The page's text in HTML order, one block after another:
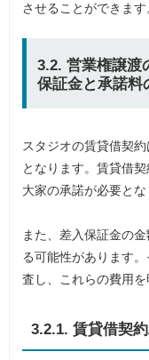
させることができます
3.2. 営業権譲渡
保証金と承諾料
スタジオの賃貸借契
となります。賃貸借
大家の承諾が必要と
また、差入保証金の
る可能性があります
査し、これらの費用を
3.2.1. 賃貸借契